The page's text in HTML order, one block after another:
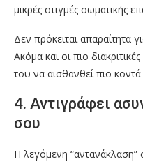
μικρές στιγμές σωματικής
Δεν πρόκειται απαραίτητα
Ακόμα και οι πιο
του να αισθανθεί πιο
4. Αντιγράφει
σου
Η λεγόμενη